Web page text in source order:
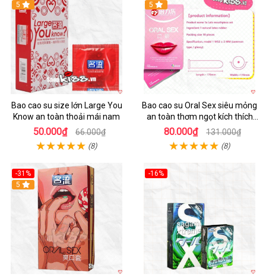
Hot
5
Bao cao su size lớn Large You
Know an toàn thoải mái nam
50.000₫ 66.000₫
(8)
Hot
5
Bao cao su Oral Sex siêu mỏng
an toàn thơm ngọt kích thích
mua ngay
80.000₫ 131.000₫
(8)
-31%
Hot
5
-16%